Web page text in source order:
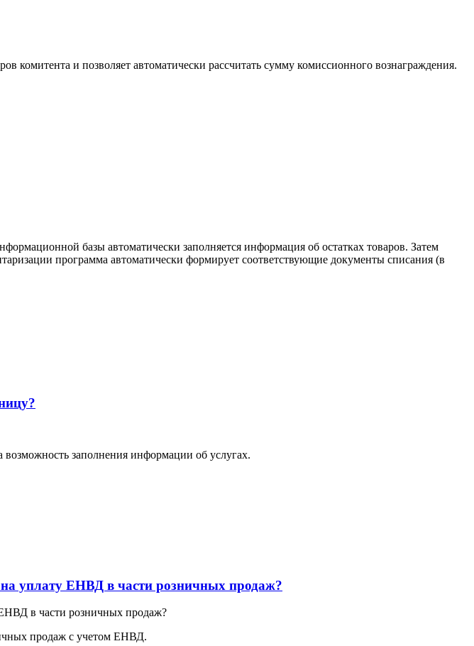
комитента и позволяет автоматически рассчитать сумму комиссионного вознаграждения.
базы автоматически заполняется информация об остатках товаров. Затем
программа автоматически формирует соответствующие документы списания (в
заполнения информации об услугах.
уплату ЕНВД в части розничных продаж?
в части розничных продаж?
продаж с учетом ЕНВД.